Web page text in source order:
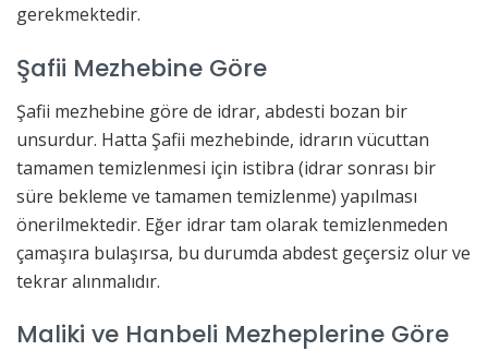
gerekmektedir.
Şafii Mezhebine Göre
Şafii mezhebine göre de idrar, abdesti bozan bir
unsurdur. Hatta Şafii mezhebinde, idrarın vücuttan
tamamen temizlenmesi için istibra (idrar sonrası bir
süre bekleme ve tamamen temizlenme) yapılması
önerilmektedir. Eğer idrar tam olarak temizlenmeden
çamaşıra bulaşırsa, bu durumda abdest geçersiz olur ve
tekrar alınmalıdır.
Maliki ve Hanbeli Mezheplerine Göre